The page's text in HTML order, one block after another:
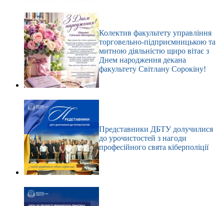
Колектив факультету управління
торговельно-підприємницькою та
митною діяльністю щиро вітає з
Днем народження декана
факультету Світлану Сорокіну!
Представники ДБТУ долучилися
до урочистостей з нагоди
професійного свята кіберполіції